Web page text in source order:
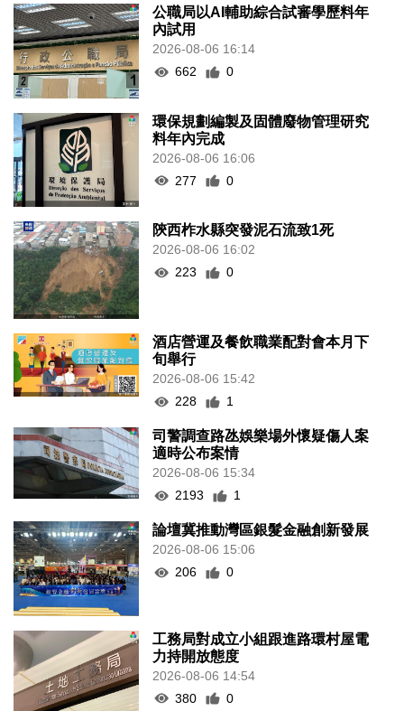
公職局以AI輔助綜合試審學歷料年
內試用
2026-08-06 16:14
662
0
環保規劃編製及固體廢物管理研究
料年內完成
2026-08-06 16:06
277
0
陝西柞水縣突發泥石流致1死
2026-08-06 16:02
223
0
酒店營運及餐飲職業配對會本月下
旬舉行
2026-08-06 15:42
228
1
司警調查路氹娛樂場外懷疑傷人案
適時公布案情
2026-08-06 15:34
2193
1
論壇冀推動灣區銀髮金融創新發展
2026-08-06 15:06
206
0
工務局對成立小組跟進路環村屋電
力持開放態度
2026-08-06 14:54
380
0